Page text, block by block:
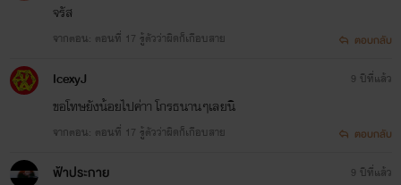
จรัส
จากตอน: ตอนที่ 17 รู้ตัวว่าผิดก็เกือบสาย ตอบกลับ
IcexyJ
ขอโทษยังน้อยไปค่าา โกรธนานๆเลยนิ
จากตอน: ตอนที่ 17 รู้ตัวว่าผิดก็เกือบสาย
9 ปีที่แล้ว
ตอบกลับ
ฟ้าประกาย 9 ปีที่แล้ว